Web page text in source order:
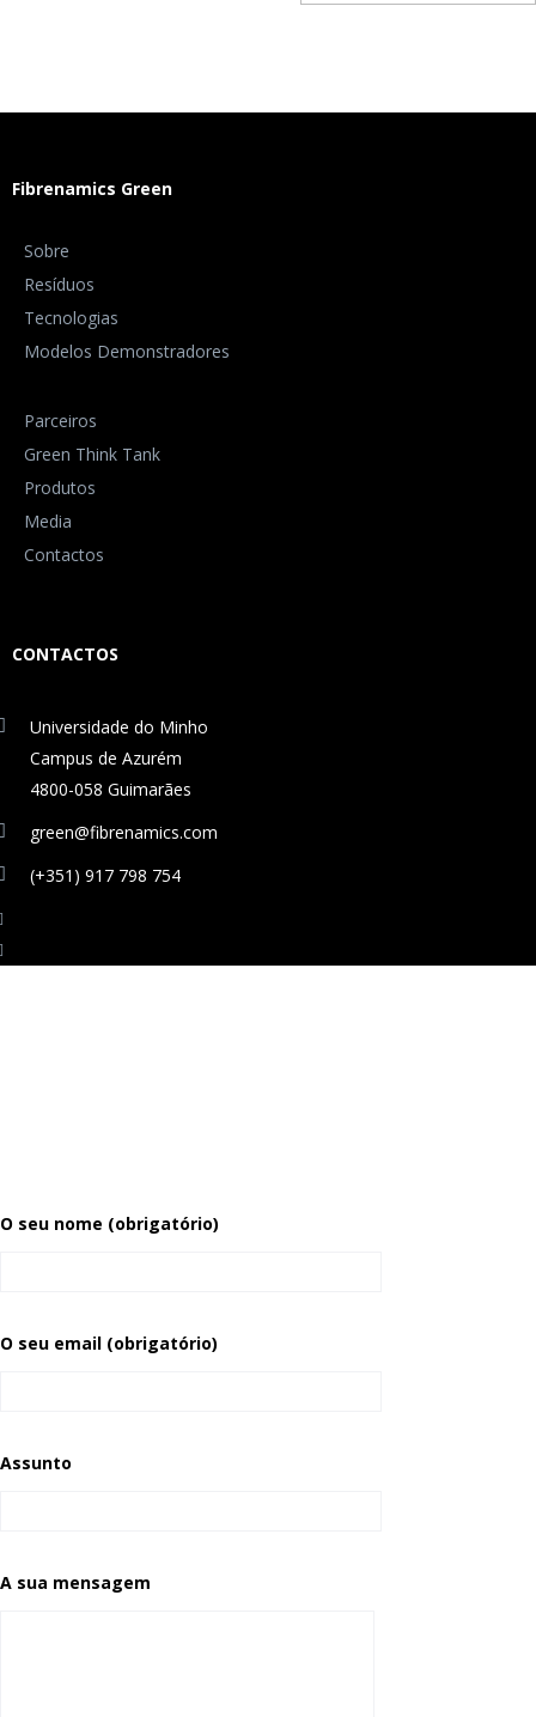
Fibrenamics Green
Sobre
Resíduos
Tecnologias
Modelos Demonstradores
Parceiros
Green Think Tank
Produtos
Media
Contactos
CONTACTOS
Universidade do Minho
Campus de Azurém
4800-058 Guimarães
green@fibrenamics.com
(+351) 917 798 754
O seu nome (obrigatório)
O seu email (obrigatório)
Assunto
A sua mensagem